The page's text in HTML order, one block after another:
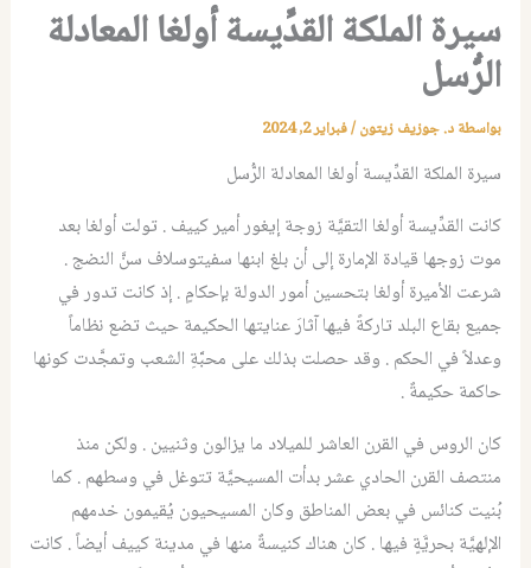
سيرة الملكة القدِّيسة أولغا المعادلة
الرُّسل
بواسطةد. جوزيف زيتون/فبراير 2, 2024
سيرة الملكة القدِّيسة أولغا المعادلة الرُّسل
كانت القدِّيسة أولغا التقيَّة زوجة إيغور أمير كييف . تولت أولغا بعد
موت زوجها قيادة الإمارة إلى أن بلغ ابنها سفيتوسلاف سنَّ النضج .
شرعت الأميرة أولغا بتحسين أمور الدولة بإحكامٍ . إذ كانت تدور في
جميع بقاع البلد تاركةً فيها آثارَ عنايتها الحكيمة حيث تضع نظاماً
وعدلاً في الحكم . وقد حصلت بذلك على محبَّةِ الشعب وتمجَّدت كونها
حاكمة حكيمةٌ .
كان الروس في القرن العاشر للميلاد ما يزالون وثنيين . ولكن منذ
منتصف القرن الحادي عشر بدأت المسيحيَّة تتوغل في وسطهم . كما
بُنيت كنائس في بعض المناطق وكان المسيحيون يُقيمون خدمهم
الإلهيَّة بحريَّةٍ فيها . كان هناك كنيسةٌ منها في مدينة كييف أيضاً . كانت